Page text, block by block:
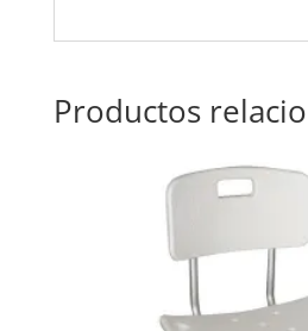
Productos